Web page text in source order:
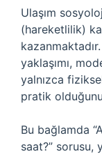
Ulaşım
(hareketlilik)
yaklaşımı,
yalnızca
pratik
Bu bağlamda
saat?” sorusu,